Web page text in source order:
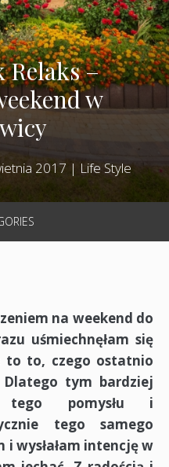
Relaks –
w
2017 | Life Style
na weekend do
uśmiechnęłam się
to to, czego ostatnio
tym bardziej
pomysłu i
tego samego
i wysłałam intencję w